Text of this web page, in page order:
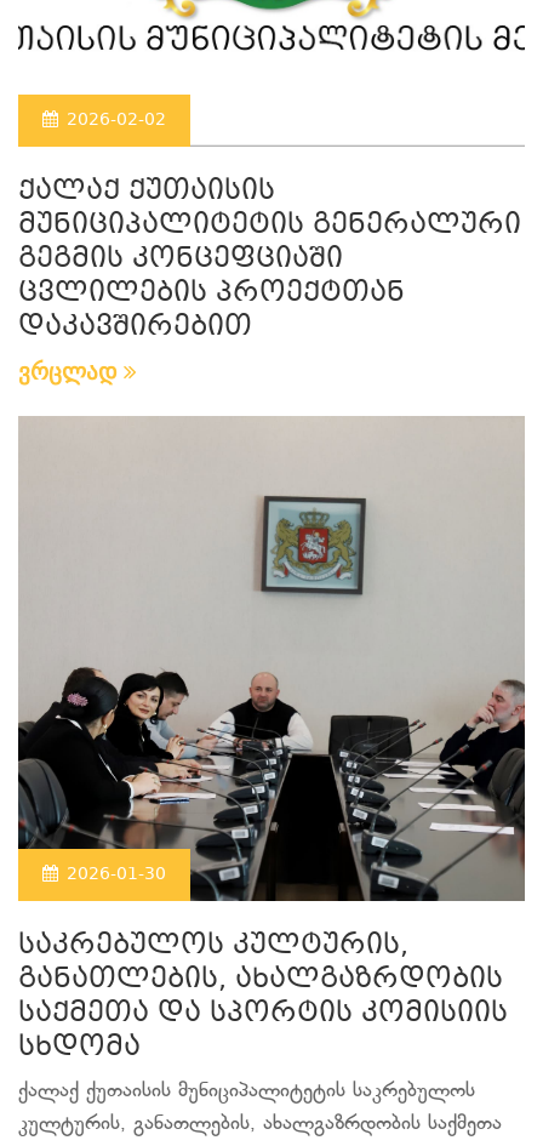
2026-02-02
ქალაქ ქუთაისის
მუნიციპალიტეტის გენერალური
გეგმის კონცეფციაში
ცვლილების პროექტთან
დაკავშირებით
ვრცლად
2026-01-30
საკრებულოს კულტურის,
განათლების, ახალგაზრდობის
საქმეთა და სპორტის კომისიის
სხდომა
ქალაქ ქუთაისის მუნიციპალიტეტის საკრებულოს
კულტურის, განათლების, ახალგაზრდობის საქმეთა